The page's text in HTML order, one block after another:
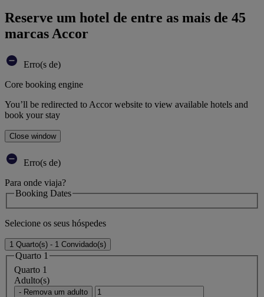
Reserve um hotel de entre as mais de 45
marcas Accor
Erro(s de)
Core booking engine
You’ll be redirected to Accor website to view available hotels and
book your stay
Close window
Erro(s de)
Para onde viaja?
Booking Dates
Selecione os seus hóspedes
1 Quarto(s) - 1 Convidado(s)
Quarto 1
Quarto 1
Adulto(s)
- Remova um adulto